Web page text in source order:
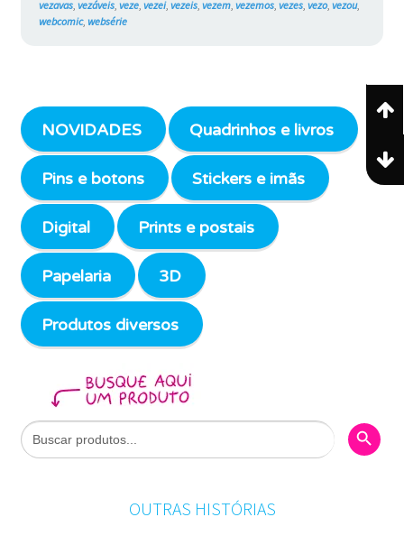
vezavas, vezáveis, veze, vezei, vezeis, vezem, vezemos, vezes, vezo, vezou,
webcomic, websérie
NOVIDADES Quadrinhos e livros
Pins e botons Stickers e imãs
Digital Prints e postais
Papelaria 3D
Produtos diversos
Search
for:
Search
OUTRAS HISTÓRIAS